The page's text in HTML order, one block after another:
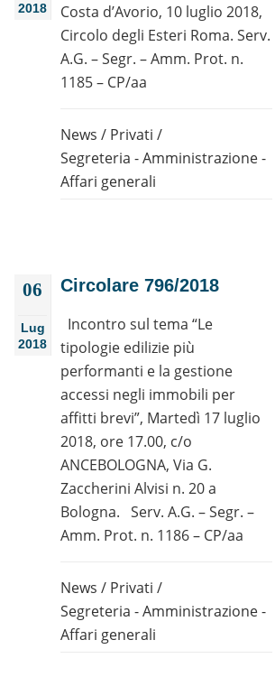
2018
Costa d’Avorio, 10 luglio 2018,
Circolo degli Esteri Roma. Serv.
A.G. – Segr. – Amm. Prot. n.
1185 – CP/aa
News / Privati /
Segreteria - Amministrazione -
Affari generali
06
Lug
2018
Circolare 796/2018
Incontro sul tema “Le
tipologie edilizie più
performanti e la gestione
accessi negli immobili per
affitti brevi”, Martedì 17 luglio
2018, ore 17.00, c/o
ANCEBOLOGNA, Via G.
Zaccherini Alvisi n. 20 a
Bologna. Serv. A.G. – Segr. –
Amm. Prot. n. 1186 – CP/aa
News / Privati /
Segreteria - Amministrazione -
Affari generali